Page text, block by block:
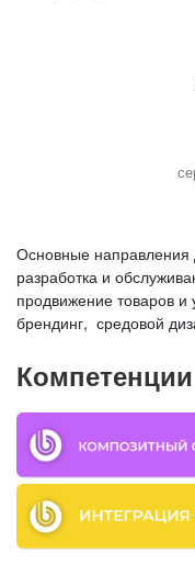
Основные направления
разработка и
продвижение товаров и
брендинг, средовой